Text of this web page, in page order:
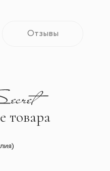
Отзывы
товара